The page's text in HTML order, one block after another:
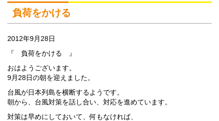
負荷をかける
2012年9月28日
『 負荷をかける 』
おはようございます。
9月28日の朝を迎えました。
台風が日本列島を横断するようです。
朝から、台風対策を話し合い、対応を進めています。
対策は早めにしておいて、何もなければ、